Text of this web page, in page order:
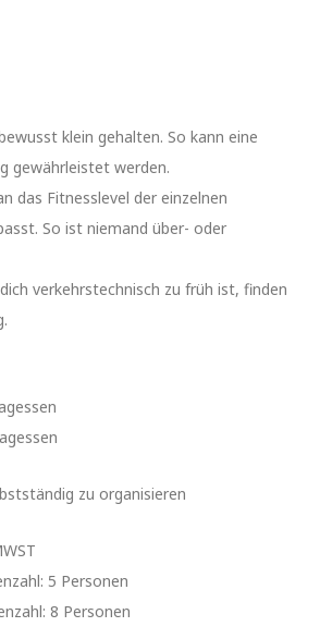
klein gehalten. So kann eine
gewährleistet werden.
das Fitnesslevel der einzelnen
So ist niemand über- oder
verkehrstechnisch zu früh ist, finden
zu organisieren
5 Personen
8 Personen